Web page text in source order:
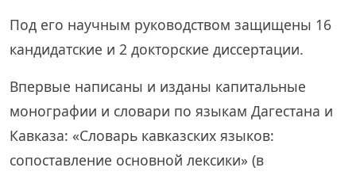
Под его научным руководством защищены 16
кандидатские и 2 докторские диссертации.
Впервые написаны и изданы капитальные
монографии и словари по языкам Дагестана и
Кавказа: «Словарь кавказских языков:
сопоставление основной лексики» (в